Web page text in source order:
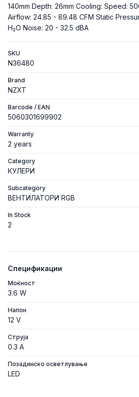
140mm Depth: 26mm Cooling: Speed:
Airflow: 24.85 - 89.48 CFM Static
H₂O Noise: 20 - 32.5 dBA
SKU
N36480
Brand
NZXT
Barcode / EAN
5060301699902
Warranty
2 years
Category
КУЛЕРИ
Subcategory
ВЕНТИЛАТОРИ RGB
In Stock
2
Спецификации
Моќност
3.6 W
Напон
12 V
Струја
0.3 A
Позадинско осветлување
LED